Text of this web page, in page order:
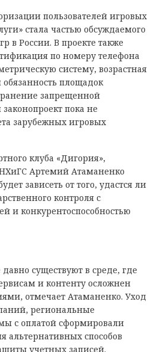
пользователей игровых
стала частью обсуждаемого
в России. В проекте также
по номеру телефона
систему, возрастная
площадок
запрещенной
пока не
зарубежных игровых
клуба «Дигория»,
Артемий Атаманенко
зависеть от того, удастся ли
контроля с
и конкурентоспособностью
существуют в среде, где
и контенту осложнен
отмечает Атаманенко. Уход
региональные
с оплатой сформировали
альтернативных способов
учетных записей.